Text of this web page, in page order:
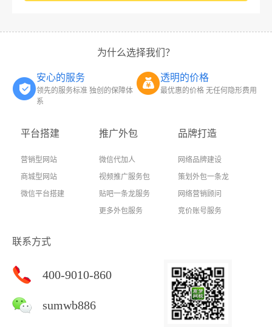
为什么选择我们？
安心的服务
领先的服务标准 独创的保障体
系
透明的价格
最优惠的价格 无任何隐形费用
平台搭建
营销型网站
商城型网站
微信平台搭建
推广外包
微信代加人
视频推广服务包
贴吧一条龙服务
更多外包服务
品牌打造
网络品牌建设
策划外包一条龙
网络营销顾问
竞价账号服务
联系方式
400-9010-860
sumwb886